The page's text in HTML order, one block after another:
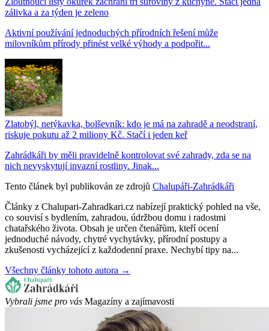
zálivka a za týden je zeleno
Aktivní používání jednoduchých přírodních řešení může
milovníkům přírody přinést velké výhody a podpořit...
Zlatobýl, netýkavka, bolševník: kdo je má na zahradě a neodstraní,
riskuje pokutu až 2 miliony Kč. Stačí i jeden keř
Zahrádkáři by měli pravidelně kontrolovat své zahrady, zda se na
nich nevyskytují invazní rostliny. Jinak...
Tento článek byl publikován ze zdrojů Chalupáři-Zahrádkáři
Články z Chalupari-Zahradkari.cz nabízejí praktický pohled na vše,
co souvisí s bydlením, zahradou, údržbou domu i radostmi
chatařského života. Obsah je určen čtenářům, kteří ocení
jednoduché návody, chytré vychytávky, přírodní postupy a
zkušenosti vycházející z každodenní praxe. Nechybí tipy na...
Všechny články tohoto autora →
Vybrali jsme pro vás Magazíny a zajímavosti